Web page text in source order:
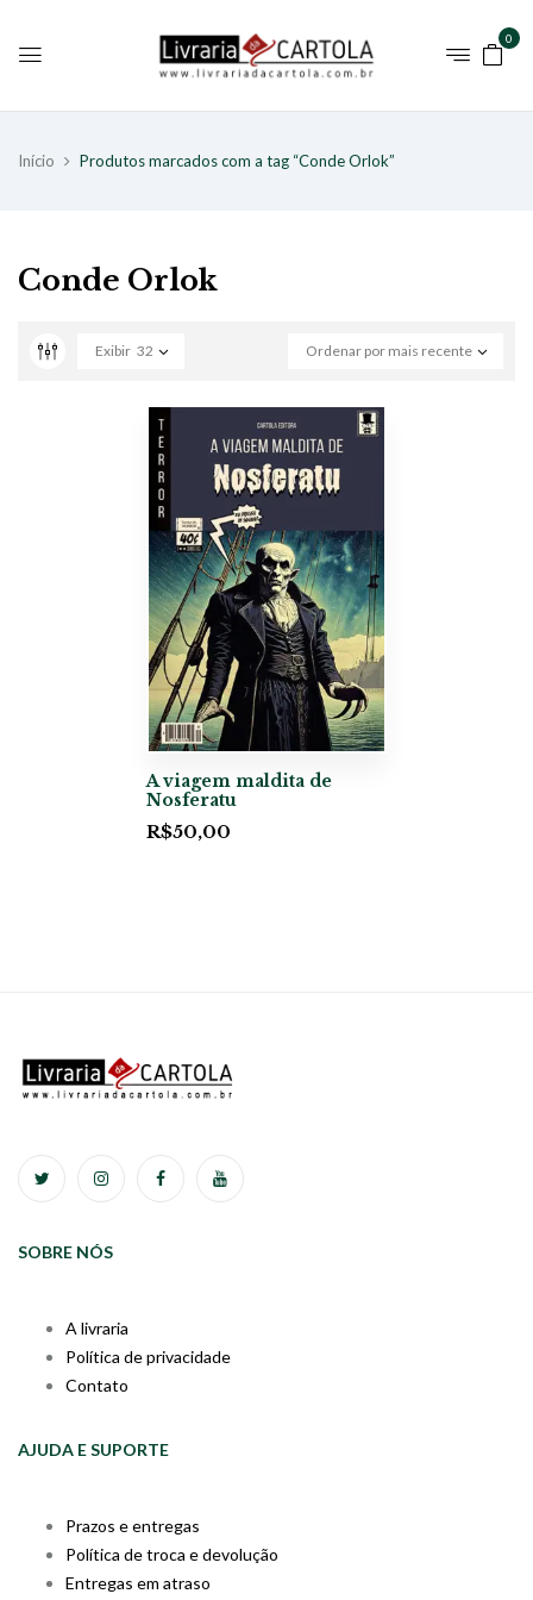
0
Início Produtos marcados com a tag “Conde Orlok”
Conde Orlok
Ordenar por mais recente
Exibir 32
A viagem maldita de
Nosferatu
R$50,00
SOBRE NÓS
A livraria
Política de privacidade
Contato
AJUDA E SUPORTE
Prazos e entregas
Política de troca e devolução
Entregas em atraso